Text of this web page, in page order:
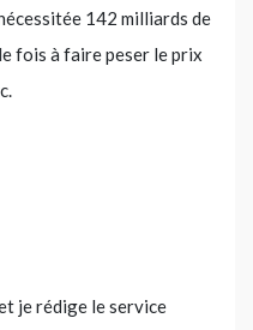
142 milliards de
fois à faire peser le prix
je rédige le service